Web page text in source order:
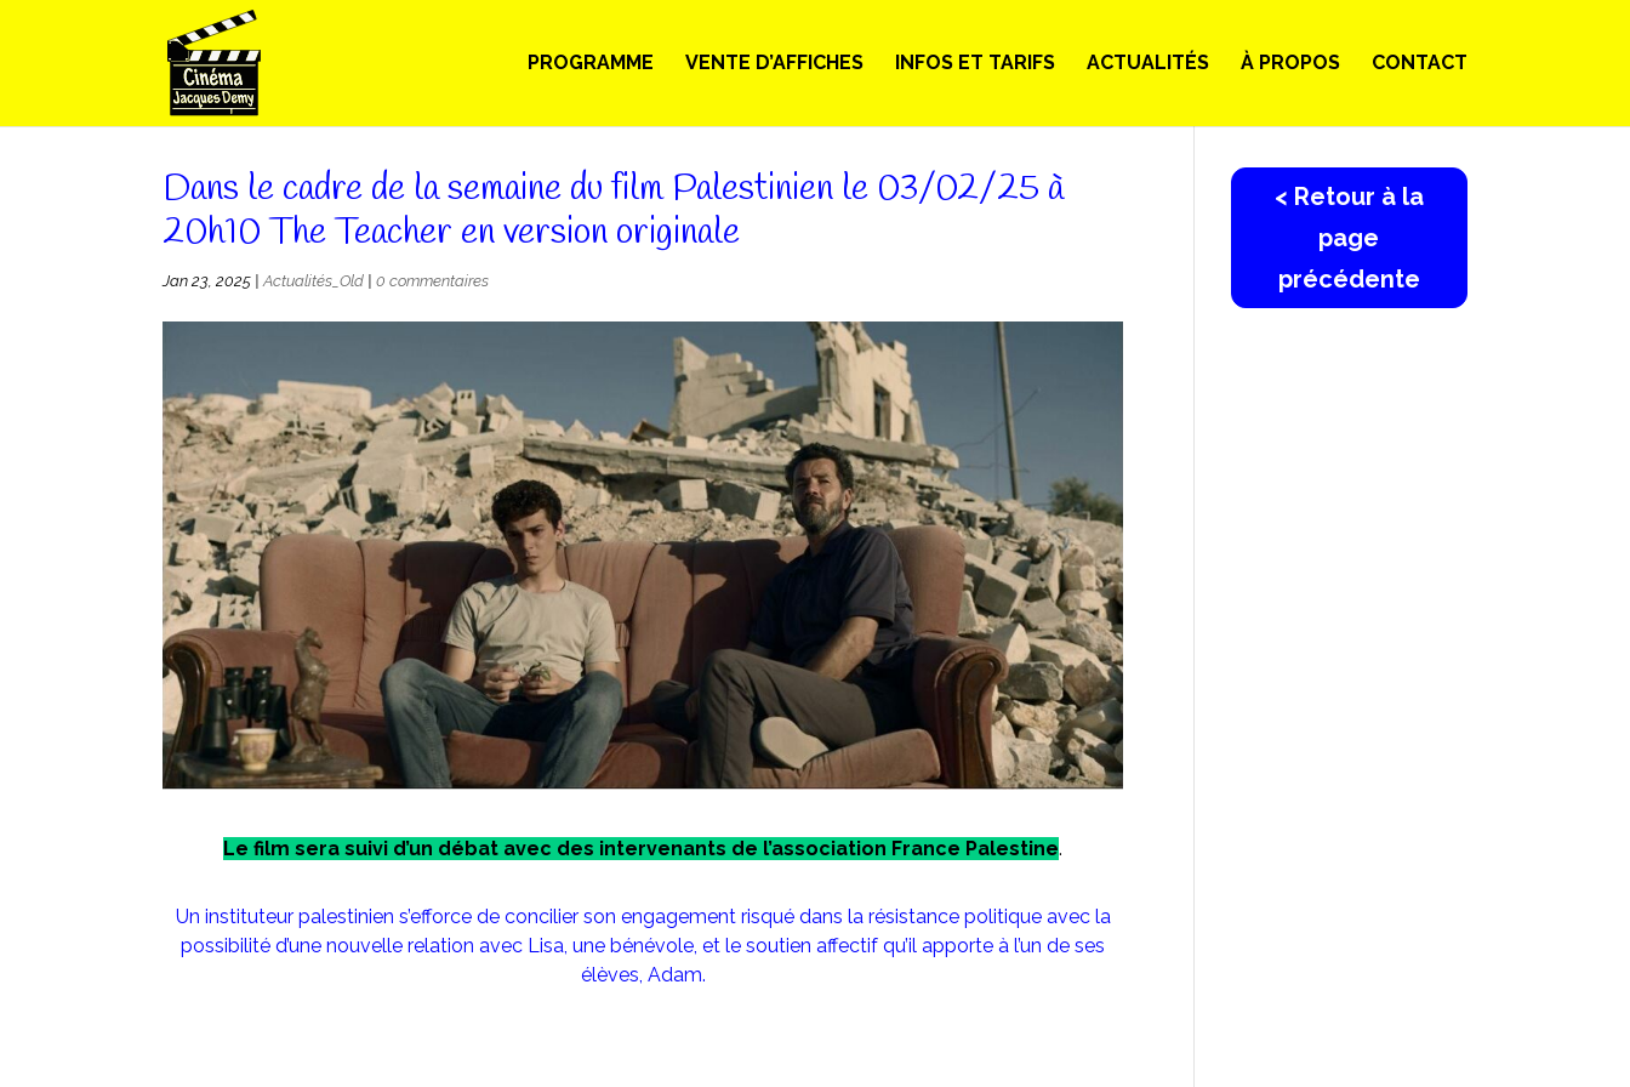
PROGRAMME VENTE D’AFFICHES INFOS ET TARIFS ACTUALITÉS À PROPOS CONTACT
Dans le cadre de la semaine du film Palestinien le 03/02/25 à
20h10 The Teacher en version originale
Jan 23, 2025 |Actualités_Old |0 commentaires
Le film sera suivi d’un débat avec des intervenants de l’association France Palestine.
Un instituteur palestinien s’efforce de concilier son engagement risqué dans la résistance politique avec la
possibilité d’une nouvelle relation avec Lisa, une bénévole, et le soutien affectif qu’il apporte à l’un de ses
élèves, Adam.
< Retour à la
page
précédente